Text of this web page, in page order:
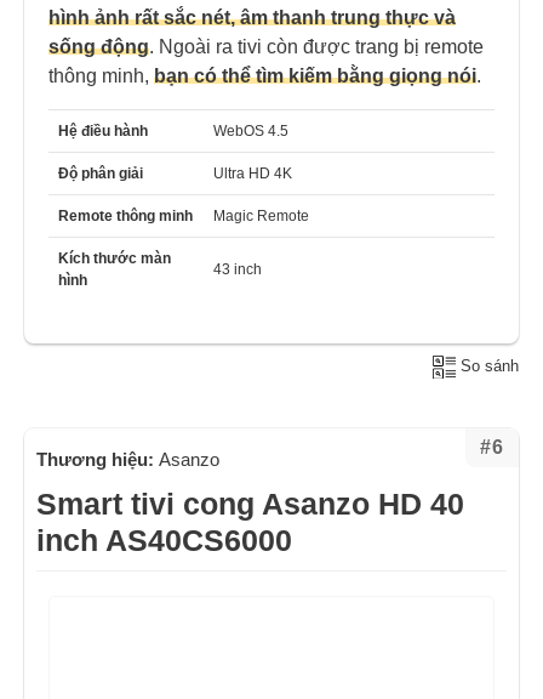
hình ảnh rất sắc nét, âm thanh trung thực và
sống động. Ngoài ra tivi còn được trang bị remote
thông minh, bạn có thể tìm kiếm bằng giọng nói.
Hệ điều hành WebOS 4.5
Độ phân giải Ultra HD 4K
Remote thông minh Magic Remote
Kích thước màn
hình
43 inch
So sánh
#6
Thương hiệu: Asanzo
Smart tivi cong Asanzo HD 40
inch AS40CS6000